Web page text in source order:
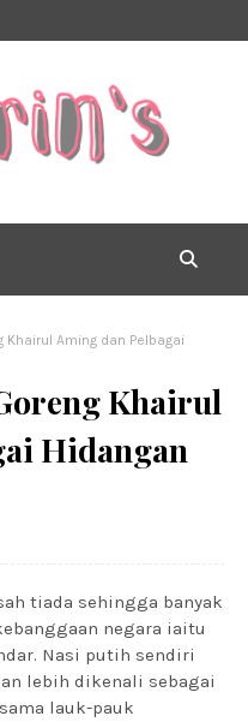
Khairul Aming dan Pelbagai
Khairul
Hidangan
tiada sehingga banyak
negara iaitu
Nasi putih sendiri
lebih dikenali sebagai
lauk-pauk